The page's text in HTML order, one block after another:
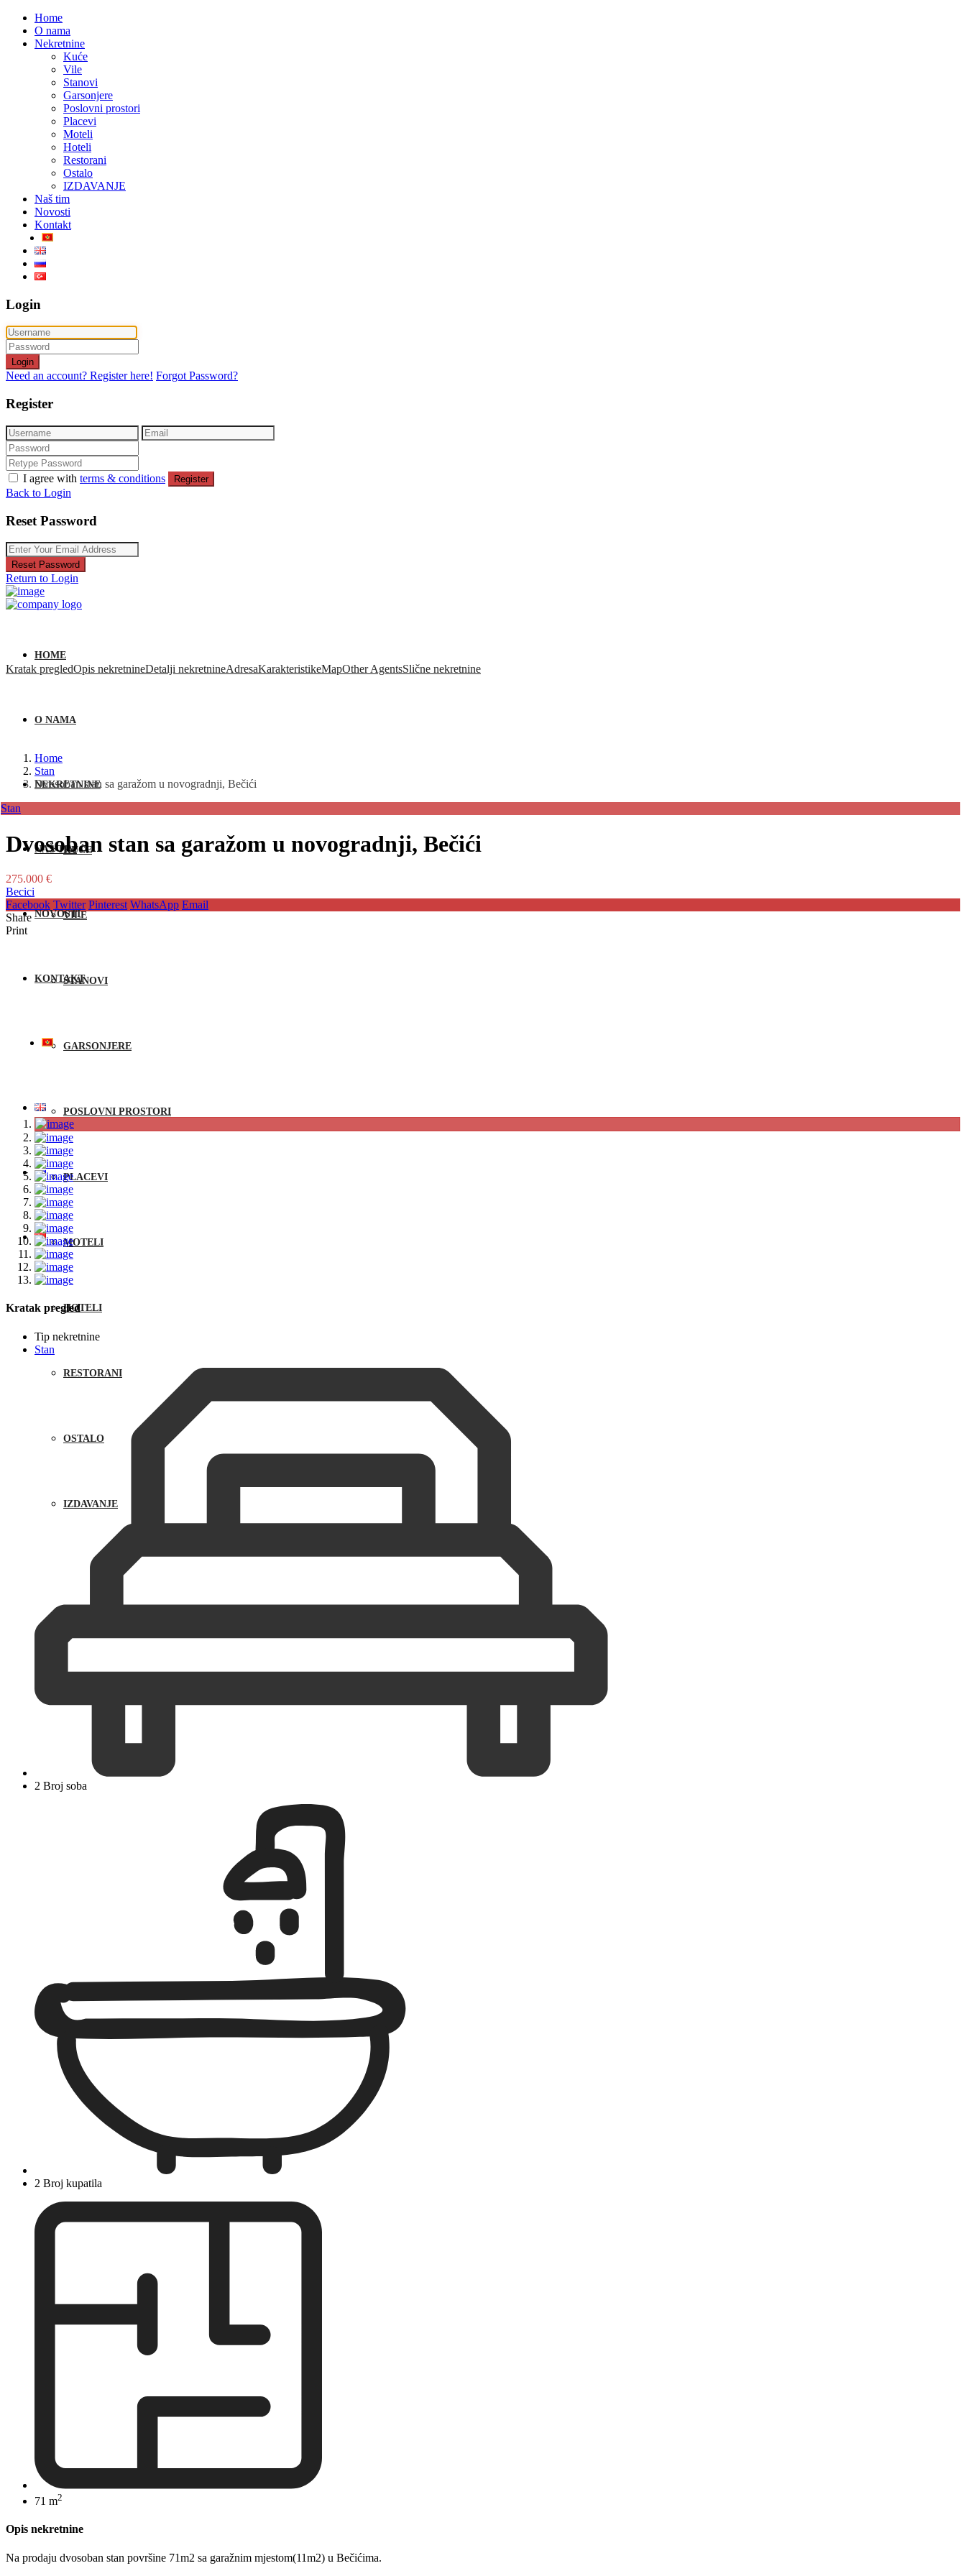
Home
O nama
Nekretnine
Kuće
Vile
Stanovi
Garsonjere
Poslovni prostori
Placevi
Moteli
Hoteli
Restorani
Ostalo
IZDAVANJE
Naš tim
Novosti
Kontakt
Login
Login
Need an account? Register here! Forgot Password?
Register
I agree with terms & conditions Register
Back to Login
Reset Password
Reset Password
Return to Login
HOME
O NAMA
NEKRETNINE
KUĆE
VILE
STANOVI
GARSONJERE
POSLOVNI PROSTORI
PLACEVI
MOTELI
HOTELI
RESTORANI
OSTALO
IZDAVANJE
NAŠ TIM
NOVOSTI
KONTAKT
Kratak pregledOpis nekretnineDetalji nekretnineAdresaKarakteristikeMapOther AgentsSlične nekretnine
Home
Stan
Dvosoban stan sa garažom u novogradnji, Bečići
Stan
Dvosoban stan sa garažom u novogradnji, Bečići
275.000 €
Becici
Facebook Twitter Pinterest WhatsApp Email
Share
Print
Kratak pregled
Tip nekretnine
Stan
2 Broj soba
2 Broj kupatila
71 m2
Opis nekretnine
Na prodaju dvosoban stan površine 71m2 sa garažnim mjestom(11m2) u Bečićima.